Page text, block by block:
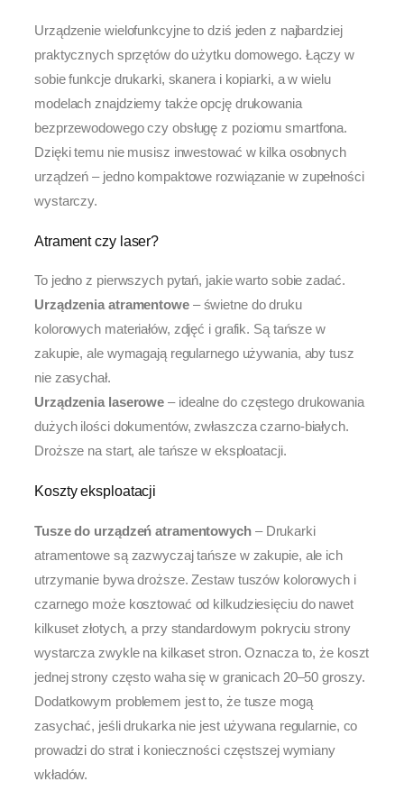
Urządzenie wielofunkcyjne to dziś jeden z najbardziej
praktycznych sprzętów do użytku domowego. Łączy w
sobie funkcje drukarki, skanera i kopiarki, a w wielu
modelach znajdziemy także opcję drukowania
bezprzewodowego czy obsługę z poziomu smartfona.
Dzięki temu nie musisz inwestować w kilka osobnych
urządzeń – jedno kompaktowe rozwiązanie w zupełności
wystarczy.
Atrament czy laser?
To jedno z pierwszych pytań, jakie warto sobie zadać.
Urządzenia atramentowe– świetne do druku
kolorowych materiałów, zdjęć i grafik. Są tańsze w
zakupie, ale wymagają regularnego używania, aby tusz
nie zasychał.
Urządzenia laserowe – idealne do częstego drukowania
dużych ilości dokumentów, zwłaszcza czarno-białych.
Droższe na start, ale tańsze w eksploatacji.
Koszty eksploatacji
Tusze do urządzeń atramentowych– Drukarki
atramentowe są zazwyczaj tańsze w zakupie, ale ich
utrzymanie bywa droższe. Zestaw tuszów kolorowych i
czarnego może kosztować od kilkudziesięciu do nawet
kilkuset złotych, a przy standardowym pokryciu strony
wystarcza zwykle na kilkaset stron. Oznacza to, że koszt
jednej strony często waha się w granicach 20–50 groszy.
Dodatkowym problemem jest to, że tusze mogą
zasychać, jeśli drukarka nie jest używana regularnie, co
prowadzi do strat i konieczności częstszej wymiany
wkładów.